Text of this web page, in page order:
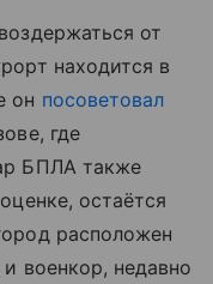
от
находится в
он посоветовал
где
БПЛА также
остаётся
расположен
военкор, недавно